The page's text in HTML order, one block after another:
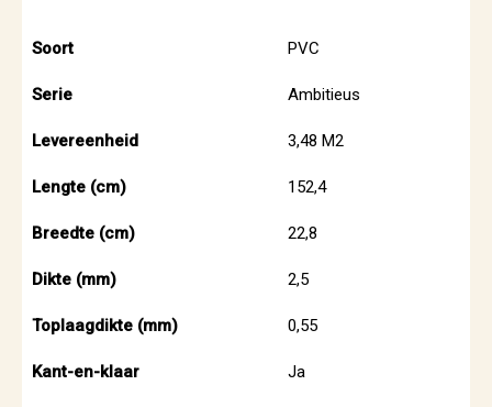
Soort PVC
Serie Ambitieus
Levereenheid 3,48 M2
Lengte (cm) 152,4
Breedte (cm) 22,8
Dikte (mm) 2,5
Toplaagdikte (mm) 0,55
Kant-en-klaar Ja